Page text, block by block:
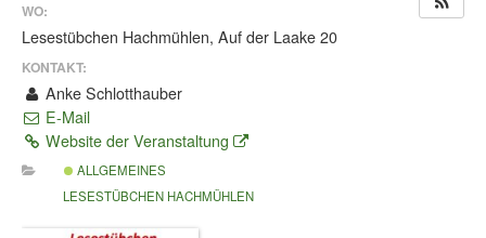
WO:
Lesestübchen Hachmühlen, Auf der Laake 20
KONTAKT:
Anke Schlotthauber
E-Mail
Website der Veranstaltung
ALLGEMEINES
LESESTÜBCHEN HACHMÜHLEN